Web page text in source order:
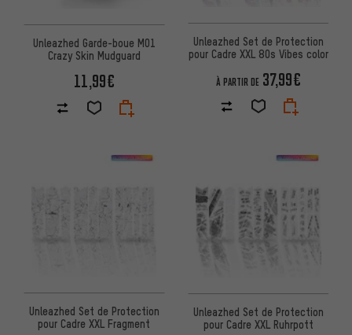
Unleazhed Garde-boue M01
Crazy Skin Mudguard
11,99€
Unleazhed Set de Protection
pour Cadre XXL 80s Vibes color
À PARTIR DE 37,99€
Unleazhed Set de Protection
pour Cadre XXL Fragment
Unleazhed Set de Protection
pour Cadre XXL Ruhrpott